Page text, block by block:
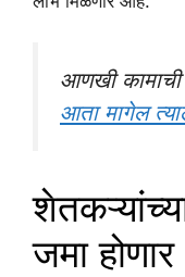
आणखी
आता मागेल
जमा